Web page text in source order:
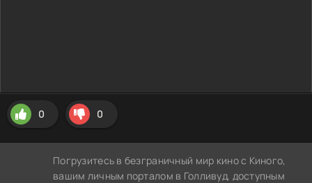
0 0
Погрузитесь в безграничный мир кино с Киного,
вашим личным порталом в Голливуд, доступным